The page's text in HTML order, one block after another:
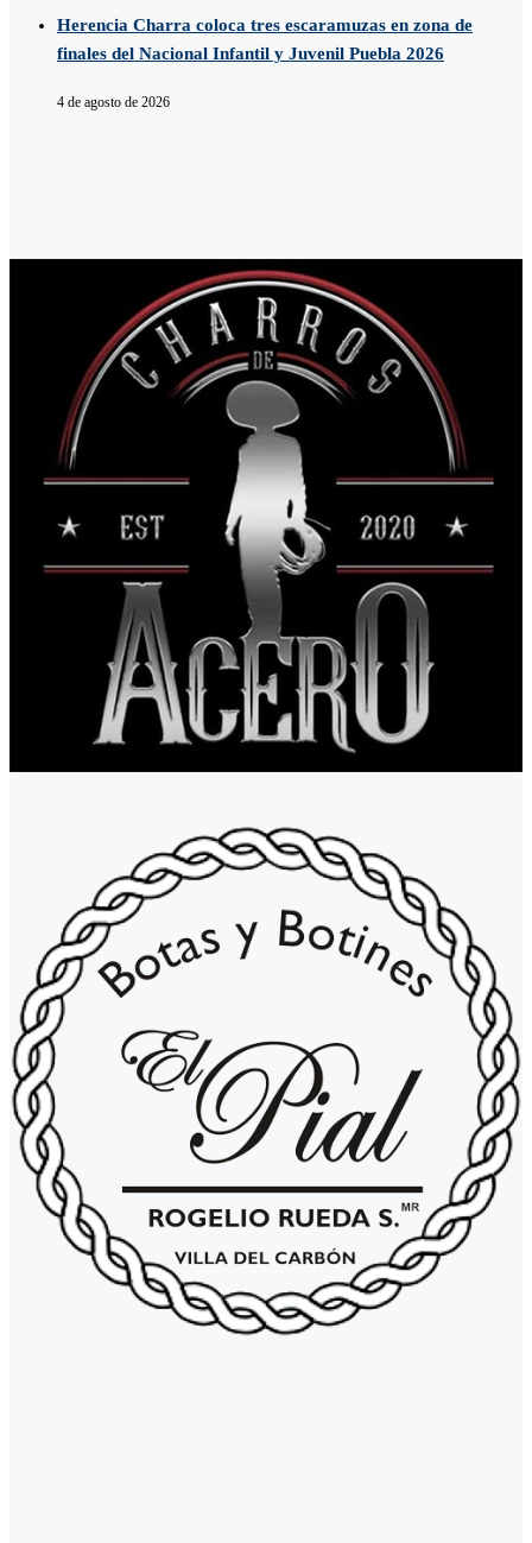
Herencia Charra coloca tres escaramuzas en zona de
finales del Nacional Infantil y Juvenil Puebla 2026
4 de agosto de 2026